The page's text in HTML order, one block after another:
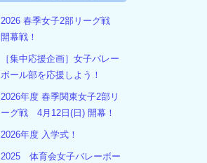
2026 春季女子2部リーグ戦
開幕戦！
［集中応援企画］女子バレー
ボール部を応援しよう！
2026年度 春季関東女子2部リ
ーグ戦 4月12日(日) 開幕！
2026年度 入学式！
2025 体育会女子バレーボー